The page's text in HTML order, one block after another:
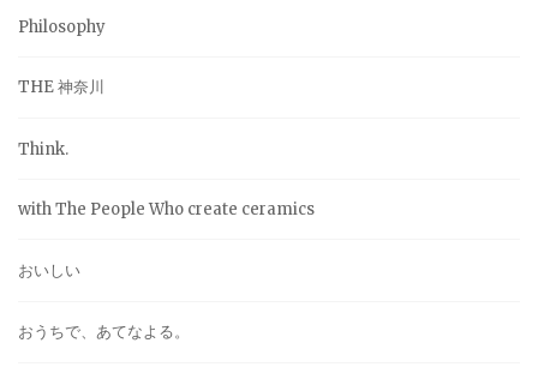
Philosophy
THE 神奈川
Think.
with The People Who create ceramics
おいしい
おうちで、あてなよる。